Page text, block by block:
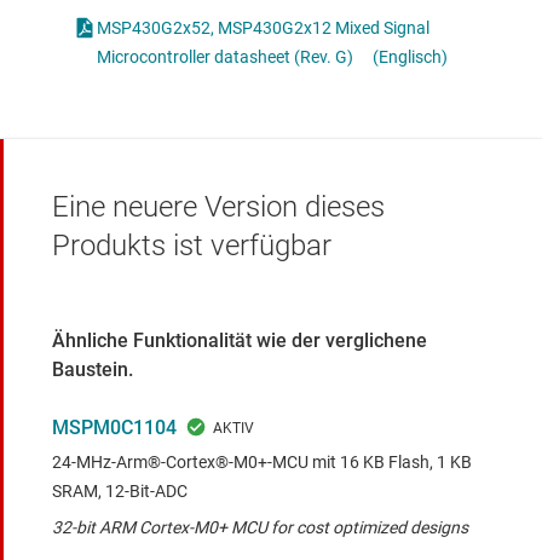
MSP430G2x52, MSP430G2x12 Mixed Signal
Microcontroller datasheet (Rev. G)
(Englisch)
Eine neuere Version dieses
Produkts ist verfügbar
Ähnliche Funktionalität wie der verglichene
Baustein.
MSPM0C1104
24-MHz-Arm®-Cortex®-M0+-MCU mit 16 KB Flash, 1 KB
SRAM, 12-Bit-ADC
32-bit ARM Cortex-M0+ MCU for cost optimized designs